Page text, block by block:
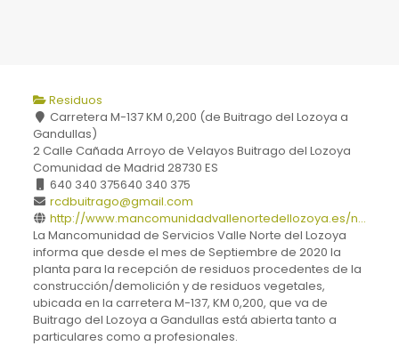
Residuos
Carretera M-137 KM 0,200 (de Buitrago del Lozoya a
Gandullas)
2 Calle Cañada Arroyo de Velayos Buitrago del Lozoya
Comunidad de Madrid 28730 ES
640 340 375640 340 375
rcdbuitrago@gmail.com
http://www.mancomunidadvallenortedellozoya.es/n...
La Mancomunidad de Servicios Valle Norte del Lozoya
informa que desde el mes de Septiembre de 2020 la
planta para la recepción de residuos procedentes de la
construcción/demolición y de residuos vegetales,
ubicada en la carretera M-137, KM 0,200, que va de
Buitrago del Lozoya a Gandullas está abierta tanto a
particulares como a profesionales.